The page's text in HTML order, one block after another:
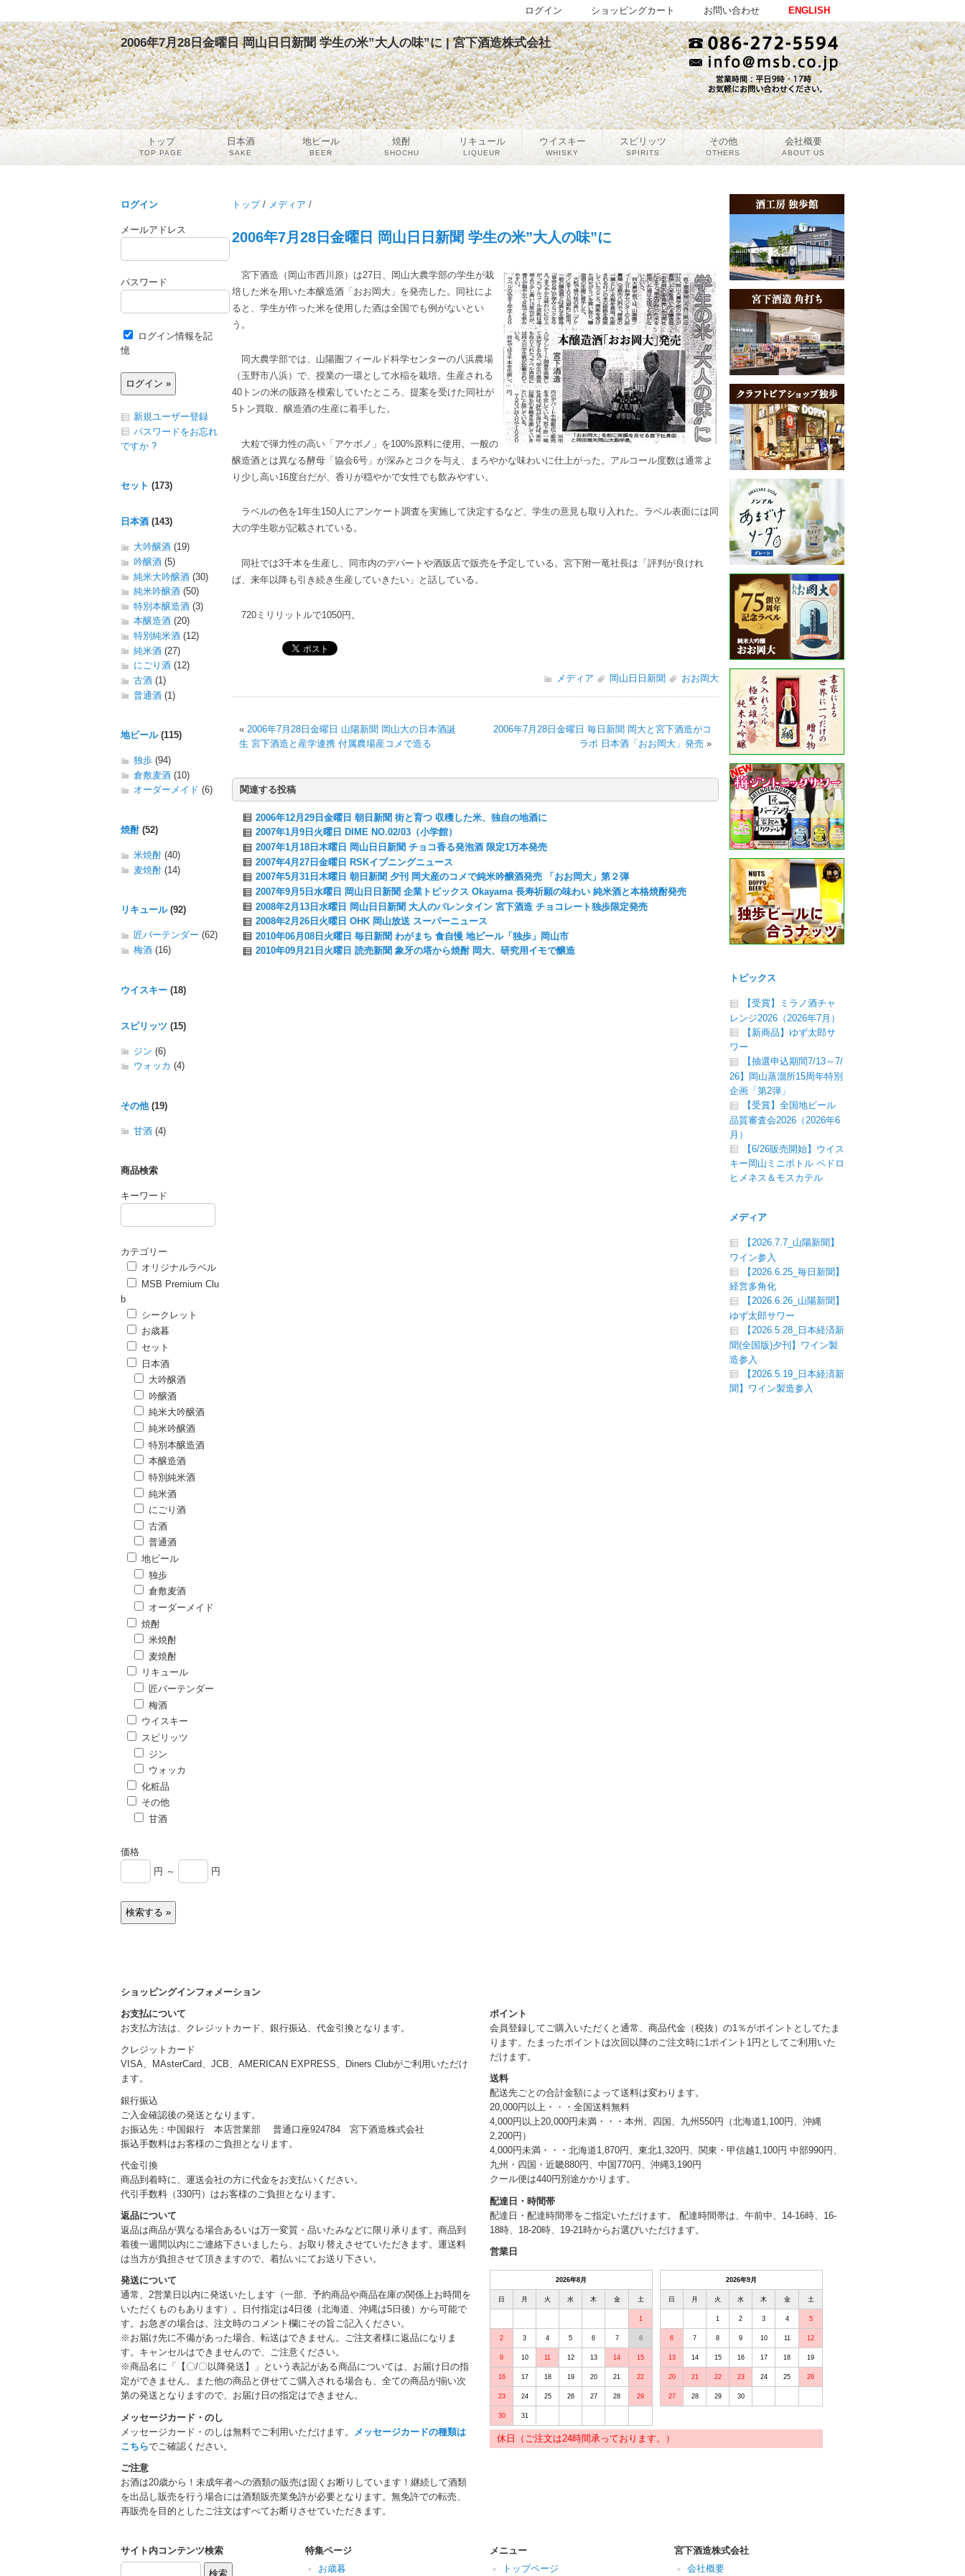
2006年7月28日金曜日 岡山日日新聞 学生の米”大人の味”に | 宮下酒造株式会社
トップ/ メディア /
2006年7月28日金曜日 岡山日日新聞 学生の米”大人の味”に
宮下酒造（岡山市西川原）は27日、岡山大農学部の学生が栽
培した米を用いた本醸造酒「おお岡大」を発売した。同社によ
ると、学生が作った米を使用した酒は全国でも例がないとい
う。
同大農学部では、山陽圏フィールド科学センターの八浜農場
（玉野市八浜）で、授業の一環として水稲を栽培。生産される
40トンの米の販路を模索していたところ、提案を受けた同社が
5トン買取、醸造酒の生産に着手した。
大粒で弾力性の高い「アケボノ」を100%原料に使用。一般の
醸造酒とは異なる酵母「協会6号」が深みとコクを与え、まろやかな味わいに仕上がった。アルコール度数は通常よ
り少し高い16度台だが、香りが穏やかで女性でも飲みやすい。
ラベルの色を1年生150人にアンケート調査を実施して決定するなど、学生の意見も取り入れた。ラベル表面には同
大の学生歌が記載されている。
同社では3千本を生産し、同市内のデパートや酒販店で販売を予定している。宮下附一竜社長は「評判が良けれ
ば、来年以降も引き続き生産していきたい」と話している。
720ミリリットルで1050円。
メディア 岡山日日新聞 おお岡大
« 2006年7月28日金曜日 山陽新聞 岡山大の日本酒誕
生 宮下酒造と産学連携 付属農場産コメで造る
2006年7月28日金曜日 毎日新聞 岡大と宮下酒造がコ
ラボ 日本酒「おお岡大」発売 »
関連する投稿
2006年12月29日金曜日 朝日新聞 街と育つ 収穫した米、独自の地酒に
2007年1月9日火曜日 DIME NO.02/03（小学館）
2007年1月18日木曜日 岡山日日新聞 チョコ香る発泡酒 限定1万本発売
2007年4月27日金曜日 RSKイブニングニュース
2007年5月31日木曜日 朝日新聞 夕刊 岡大産のコメで純米吟醸酒発売 「おお岡大」第２弾
2007年9月5日水曜日 岡山日日新聞 企業トピックス Okayama 長寿祈願の味わい 純米酒と本格焼酎発売
2008年2月13日水曜日 岡山日日新聞 大人のバレンタイン 宮下酒造 チョコレート独歩限定発売
2008年2月26日火曜日 OHK 岡山放送 スーパーニュース
2010年06月08日火曜日 毎日新聞 わがまち 食自慢 地ビール「独歩」岡山市
2010年09月21日火曜日 読売新聞 象牙の塔から焼酎 岡大、研究用イモで醸造
ログイン
メールアドレス
パスワード
ログイン情報を記
憶
新規ユーザー登録
パスワードをお忘れ
ですか ?
セット (173)
日本酒 (143)
大吟醸酒 (19)
吟醸酒 (5)
純米大吟醸酒 (30)
純米吟醸酒 (50)
特別本醸造酒 (3)
本醸造酒 (20)
特別純米酒 (12)
純米酒 (27)
にごり酒 (12)
古酒 (1)
普通酒 (1)
地ビール(115)
独歩 (94)
倉敷麦酒 (10)
オーダーメイド (6)
焼酎(52)
米焼酎 (40)
麦焼酎 (14)
リキュール(92)
匠バーテンダー (62)
梅酒 (16)
ウイスキー (18)
スピリッツ (15)
ジン (6)
ウォッカ (4)
その他(19)
甘酒 (4)
商品検索
キーワード
カテゴリー
オリジナルラベル
MSB Premium Clu
b
シークレット
お歳暮
セット
日本酒
大吟醸酒
吟醸酒
純米大吟醸酒
純米吟醸酒
特別本醸造酒
本醸造酒
特別純米酒
純米酒
にごり酒
古酒
普通酒
地ビール
独歩
倉敷麦酒
オーダーメイド
焼酎
米焼酎
麦焼酎
リキュール
匠バーテンダー
梅酒
ウイスキー
スピリッツ
ジン
ウォッカ
化粧品
その他
甘酒
価格
円 ～
円
トピックス
【受賞】ミラノ酒チャ
レンジ2026（2026年7月）
【新商品】ゆず太郎サ
ワー
【抽選申込期間7/13～7/
26】岡山蒸溜所15周年特別
企画「第2弾」
【受賞】全国地ビール
品質審査会2026（2026年6
月）
【6/26販売開始】ウイス
キー岡山ミニボトル ペドロ
ヒメネス＆モスカテル
メディア
【2026.7.7_山陽新聞】
ワイン参入
【2026.6.25_毎日新聞】
経営多角化
【2026.6.26_山陽新聞】
ゆず太郎サワー
【2026.5.28_日本経済新
聞(全国版)夕刊】ワイン製
造参入
【2026.5.19_日本経済新
聞】ワイン製造参入
ショッピングインフォメーション
お支払について
お支払方法は、クレジットカード、銀行振込、代金引換となります。
クレジットカード
VISA、MAsterCard、JCB、AMERICAN EXPRESS、Diners Clubがご利用いただけ
ます。
銀行振込
ご入金確認後の発送となります。
お振込先：中国銀行 本店営業部 普通口座924784 宮下酒造株式会社
振込手数料はお客様のご負担となります。
代金引換
商品到着時に、運送会社の方に代金をお支払いください。
代引手数料（330円）はお客様のご負担となります。
返品について
返品は商品が異なる場合あるいは万一変質・品いたみなどに限り承ります。商品到
着後一週間以内にご連絡下さいましたら、お取り替えさせていただきます。運送料
は当方が負担させて頂きますので、着払いにてお送り下さい。
発送について
通常、2営業日以内に発送いたします（一部、予約商品や商品在庫の関係上お時間を
いただくものもあります）。日付指定は4日後（北海道、沖縄は5日後）から可能で
す。お急ぎの場合は、注文時のコメント欄にその旨ご記入ください。
※お届け先に不備があった場合、転送はできません。ご注文者様に返品になりま
す。キャンセルはできませんので、ご注意ください。
※商品名に「【〇/〇以降発送】」という表記がある商品については、お届け日の指
定ができません。また他の商品と併せてご購入される場合も、全ての商品が揃い次
第の発送となりますので、お届け日の指定はできません。
メッセージカード・のし
メッセージカード・のしは無料でご利用いただけます。
メッセージカードの種類は
こちらでご確認ください。
ご注意
お酒は20歳から！未成年者への酒類の販売は固くお断りしています！継続して酒類
を出品し販売を行う場合には酒類販売業免許が必要となります。無免許での転売、
再販売を目的としたご注文はすべてお断りさせていただきます。
ポイント
会員登録してご購入いただくと通常、商品代金（税抜）の1％がポイントとしてたま
ります。たまったポイントは次回以降のご注文時に1ポイント1円としてご利用いた
だけます。
送料
配送先ごとの合計金額によって送料は変わります。
20,000円以上・・・全国送料無料
4,000円以上20,000円未満・・・本州、四国、九州550円（北海道1,100円、沖縄
2,200円）
4,000円未満・・・北海道1,870円、東北1,320円、関東・甲信越1,100円 中部990円、
九州・四国・近畿880円、中国770円、沖縄3,190円
クール便は440円別途かかります。
配達日・時間帯
配達日・配達時間帯をご指定いただけます。 配達時間帯は、午前中、14-16時、16-
18時、18-20時、19-21時からお選びいただけます。
営業日
2026年8月
日 月 火 水 木 金 土
1
2 3 4 5 6 7 8
9 10 11 12 13 14 15
16 17 18 19 20 21 22
23 24 25 26 27 28 29
30 31
2026年9月
日 月 火 水 木 金 土
1 2 3 4 5
6 7 8 9 10 11 12
13 14 15 16 17 18 19
20 21 22 23 24 25 26
27 28 29 30
休日（ご注文は24時間承っております。）
サイト内コンテンツ検索
特集ページ
お歳暮
メニュー
トップページ
宮下酒造株式会社
会社概要
トップ
TOP PAGE
日本酒
SAKE
地ビール
BEER
焼酎
SHOCHU
リキュール
LIQUEUR
ウイスキー
WHISKY
スピリッツ
SPIRITS
その他
OTHERS
会社概要
ABOUT US
ENGLISH
お問い合わせ
ショッピングカート
ログイン